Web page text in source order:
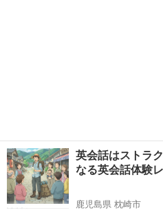
英会話はストラ
なる英会話体験
鹿児島県 枕崎市